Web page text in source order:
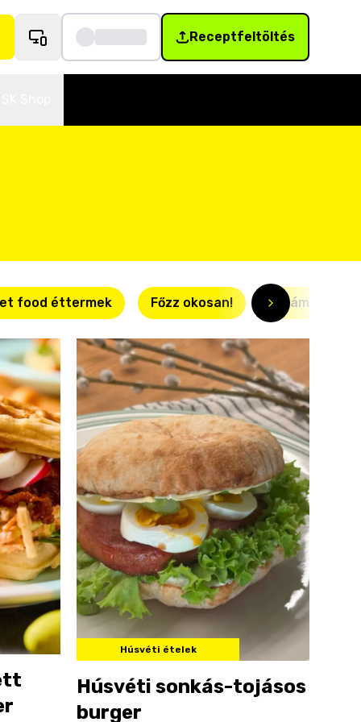
Receptfeltöltés
food éttermek Főzz okosan! Villámgyors
Húsvéti ételek
Húsvéti sonkás-tojásos
burger